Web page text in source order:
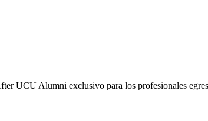
UCU Alumni exclusivo para los profesionales